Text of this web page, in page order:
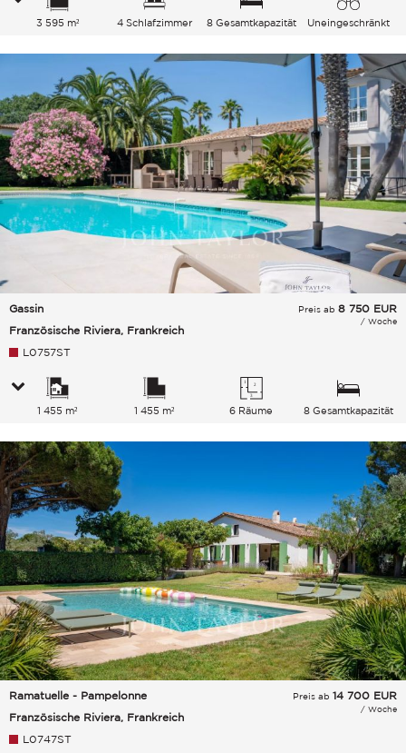
3 595 m² 4 Schlafzimmer 8 Gesamtkapazität
Uneingeschränkt
Gassin
Französische Riviera, Frankreich
Preis ab 8 750 EUR
/ Woche
L0757ST
1 455 m² 1 455 m² 6 Räume 8 Gesamtkapazität
Ramatuelle - Pampelonne
Französische Riviera, Frankreich
Preis ab 14 700 EUR
/ Woche
L0747ST